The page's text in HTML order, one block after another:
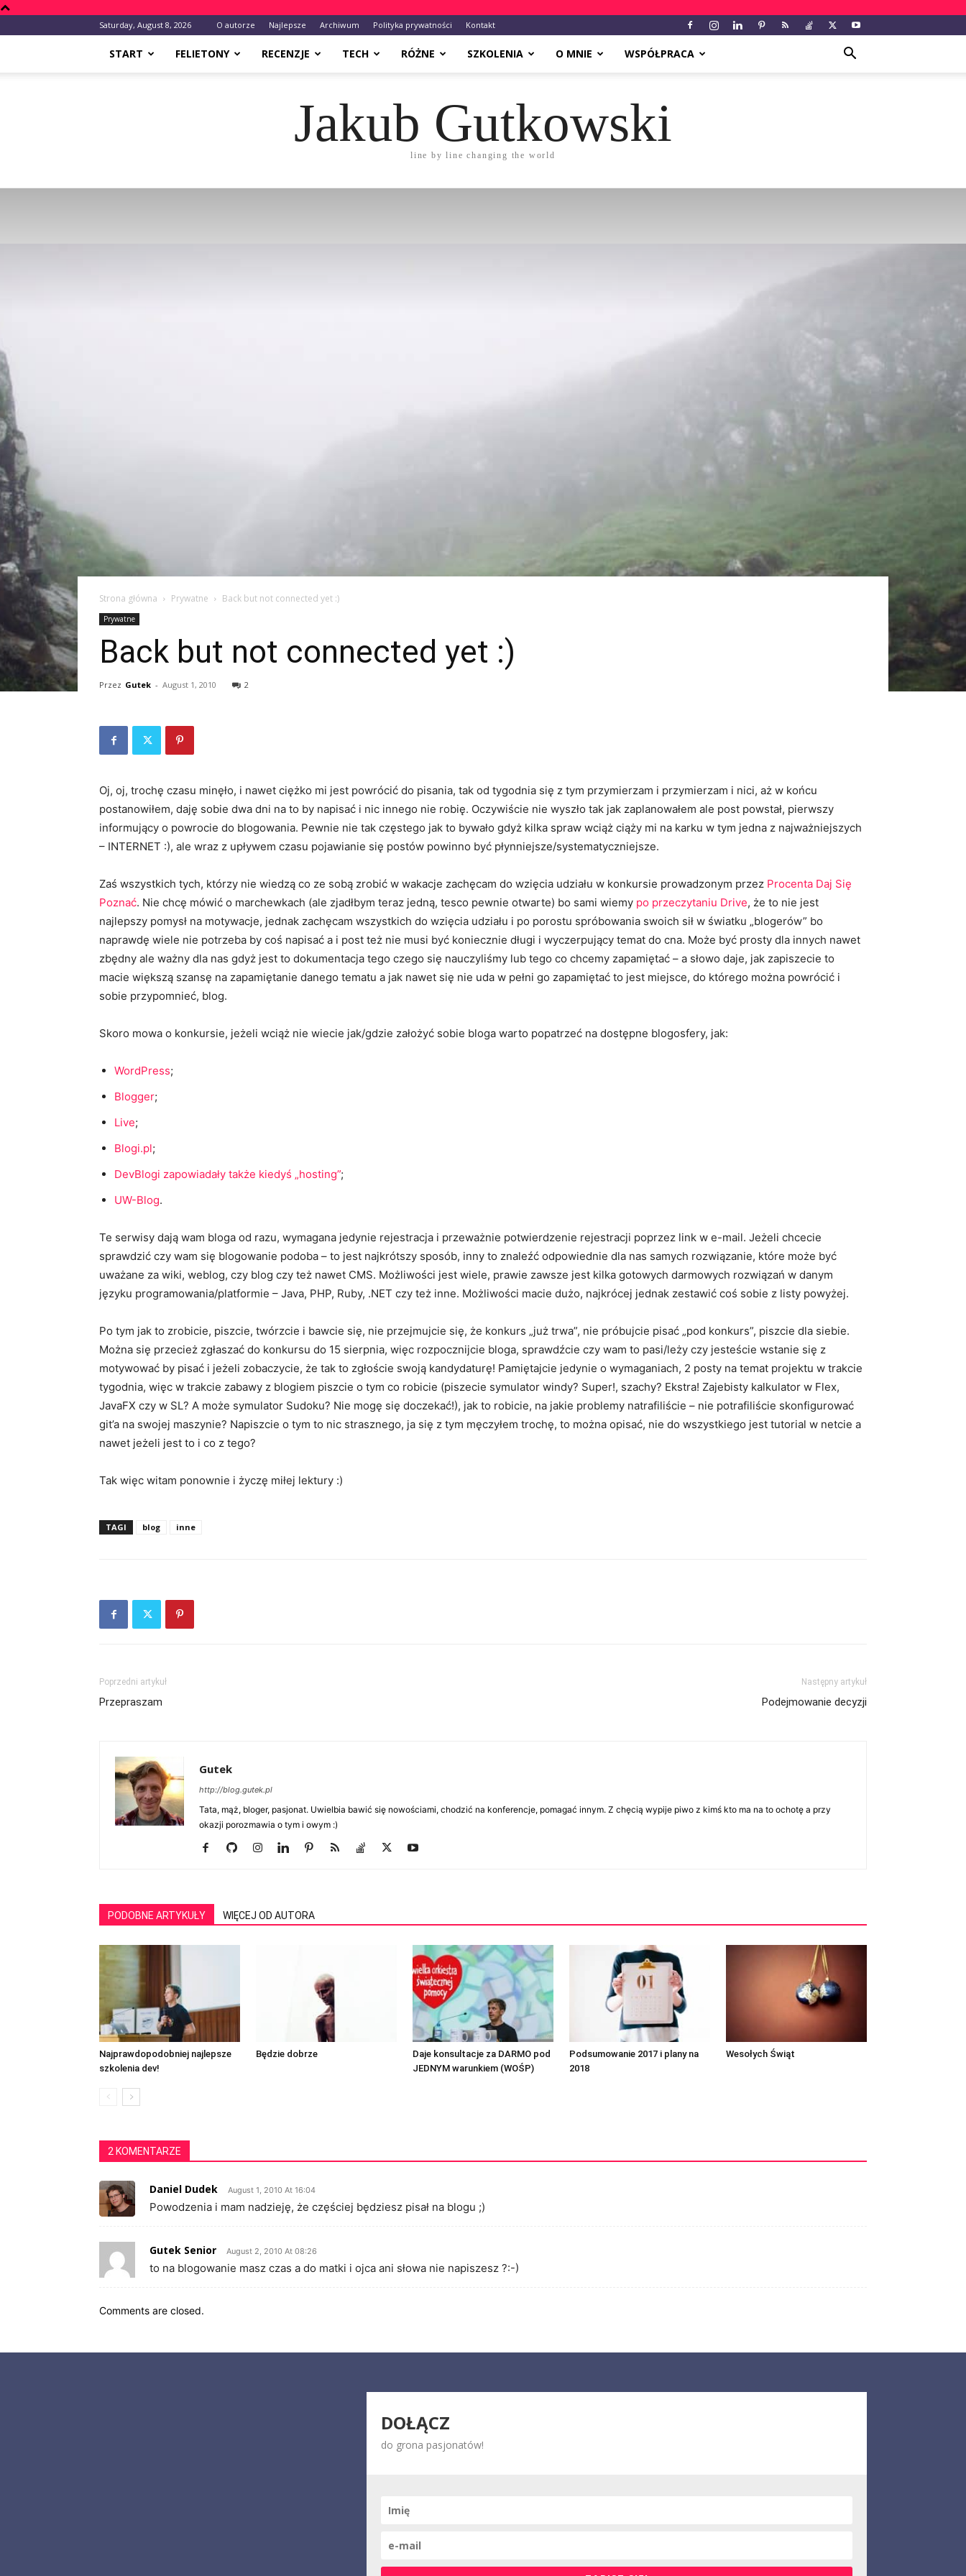
Saturday, August 8, 2026 O autorze Najlepsze Archiwum Polityka prywatności Kontakt
START FELIETONY RECENZJE TECH RÓŻNE SZKOLENIA O MNIE WSPÓŁPRACA
Jakub Gutkowski
line by line changing the world
Strona główna Prywatne Back but not connected yet :)
Prywatne
Back but not connected yet :)
Przez Gutek - August 1, 2010 2
Oj, oj, trochę czasu minęło, i nawet ciężko mi jest powrócić do pisania, tak od tygodnia się z tym przymierzam i przymierzam i nici, aż w końcu
postanowiłem, daję sobie dwa dni na to by napisać i nic innego nie robię. Oczywiście nie wyszło tak jak zaplanowałem ale post powstał, pierwszy
informujący o powrocie do blogowania. Pewnie nie tak częstego jak to bywało gdyż kilka spraw wciąż ciąży mi na karku w tym jedna z najważniejszych
– INTERNET :), ale wraz z upływem czasu pojawianie się postów powinno być płynniejsze/systematyczniejsze.
Zaś wszystkich tych, którzy nie wiedzą co ze sobą zrobić w wakacje zachęcam do wzięcia udziału w konkursie prowadzonym przez Procenta Daj Się
Poznać. Nie chcę mówić o marchewkach (ale zjadłbym teraz jedną, tesco pewnie otwarte) bo sami wiemy po przeczytaniu Drive, że to nie jest
najlepszy pomysł na motywacje, jednak zachęcam wszystkich do wzięcia udziału i po porostu spróbowania swoich sił w światku „blogerów” bo
naprawdę wiele nie potrzeba by coś napisać a i post też nie musi być koniecznie długi i wyczerpujący temat do cna. Może być prosty dla innych nawet
zbędny ale ważny dla nas gdyż jest to dokumentacja tego czego się nauczyliśmy lub tego co chcemy zapamiętać – a słowo daje, jak zapiszecie to
macie większą szansę na zapamiętanie danego tematu a jak nawet się nie uda w pełni go zapamiętać to jest miejsce, do którego można powrócić i
sobie przypomnieć, blog.
Skoro mowa o konkursie, jeżeli wciąż nie wiecie jak/gdzie założyć sobie bloga warto popatrzeć na dostępne blogosfery, jak:
WordPress;
Blogger;
Live;
Blogi.pl;
DevBlogi zapowiadały także kiedyś „hosting”;
UW-Blog.
Te serwisy dają wam bloga od razu, wymagana jedynie rejestracja i przeważnie potwierdzenie rejestracji poprzez link w e-mail. Jeżeli chcecie
sprawdzić czy wam się blogowanie podoba – to jest najkrótszy sposób, inny to znaleźć odpowiednie dla nas samych rozwiązanie, które może być
uważane za wiki, weblog, czy blog czy też nawet CMS. Możliwości jest wiele, prawie zawsze jest kilka gotowych darmowych rozwiązań w danym
języku programowania/platformie – Java, PHP, Ruby, .NET czy też inne. Możliwości macie dużo, najkrócej jednak zestawić coś sobie z listy powyżej.
Po tym jak to zrobicie, piszcie, twórzcie i bawcie się, nie przejmujcie się, że konkurs „już trwa”, nie próbujcie pisać „pod konkurs”, piszcie dla siebie.
Można się przecież zgłaszać do konkursu do 15 sierpnia, więc rozpocznijcie bloga, sprawdźcie czy wam to pasi/leży czy jesteście wstanie się z
motywować by pisać i jeżeli zobaczycie, że tak to zgłoście swoją kandydaturę! Pamiętajcie jedynie o wymaganiach, 2 posty na temat projektu w trakcie
tygodnia, więc w trakcie zabawy z blogiem piszcie o tym co robicie (piszecie symulator windy? Super!, szachy? Ekstra! Zajebisty kalkulator w Flex,
JavaFX czy w SL? A może symulator Sudoku? Nie mogę się doczekać!), jak to robicie, na jakie problemy natrafiliście – nie potrafiliście skonfigurować
git’a na swojej maszynie? Napiszcie o tym to nic strasznego, ja się z tym męczyłem trochę, to można opisać, nie do wszystkiego jest tutorial w netcie a
nawet jeżeli jest to i co z tego?
Tak więc witam ponownie i życzę miłej lektury :)
TAGI blog inne
Poprzedni artykuł
Przepraszam
Następny artykuł
Podejmowanie decyzji
Gutek
http://blog.gutek.pl
Tata, mąż, bloger, pasjonat. Uwielbia bawić się nowościami, chodzić na konferencje, pomagać innym. Z chęcią wypije piwo z kimś kto ma na to ochotę a przy
okazji porozmawia o tym i owym :)
PODOBNE ARTYKUŁY WIĘCEJ OD AUTORA
Najprawdopodobniej najlepsze
szkolenia dev!
Będzie dobrze
Daje konsultacje za DARMO pod
JEDNYM warunkiem (WOŚP)
Podsumowanie 2017 i plany na
2018
Wesołych Świąt
2 KOMENTARZE
Daniel Dudek August 1, 2010 At 16:04
Powodzenia i mam nadzieję, że częściej będziesz pisał na blogu ;)
Gutek Senior August 2, 2010 At 08:26
to na blogowanie masz czas a do matki i ojca ani słowa nie napiszesz ?:-)
Comments are closed.
DOŁĄCZ
do grona pasjonatów!